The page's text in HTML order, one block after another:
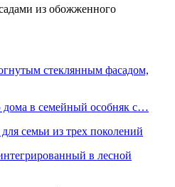
стеклянным фасадом,
дома в семейный особняк с…
семьи из трех поколений
в лесной